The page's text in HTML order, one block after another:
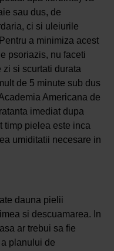
sau dus, de
ci si uleiurile
a minimiza acest
psoriazis, nu faceti
si scurtati durata
de 5 minute sub dus
Americana de
imediat dupa
timp pielea este inca
umiditatii necesare in
dauna pielii
si descuamarea. In
ar trebui sa fie
planului de